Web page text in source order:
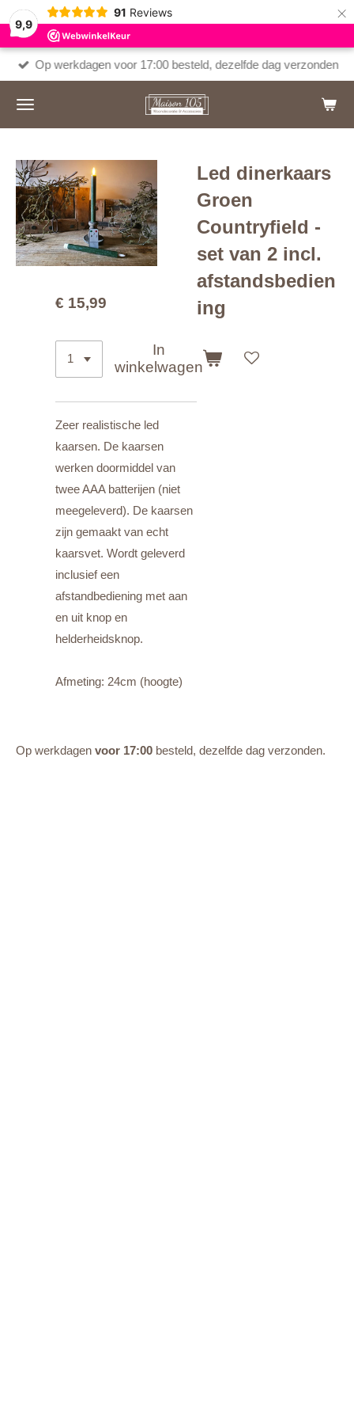
9,9
91 Reviews ×
Op werkdagen voor 17:00 besteld, dezelfde dag verzonden
Led dinerkaars
Groen
Countryfield -
set van 2 incl.
afstandsbedien
ing
€ 15,99
In
winkelwagen
Zeer realistische led
kaarsen. De kaarsen
werken doormiddel van
twee AAA batterijen (niet
meegeleverd). De kaarsen
zijn gemaakt van echt
kaarsvet. Wordt geleverd
inclusief een
afstandbediening met aan
en uit knop en
helderheidsknop.
Afmeting: 24cm (hoogte)
Op werkdagen voor 17:00 besteld, dezelfde dag verzonden.